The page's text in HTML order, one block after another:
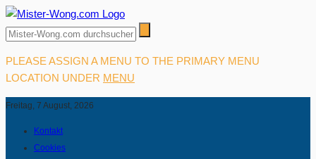
PLEASE ASSIGN A MENU TO THE PRIMARY MENU
LOCATION UNDER MENU
Freitag, 7 August, 2026
Kontakt
Cookies